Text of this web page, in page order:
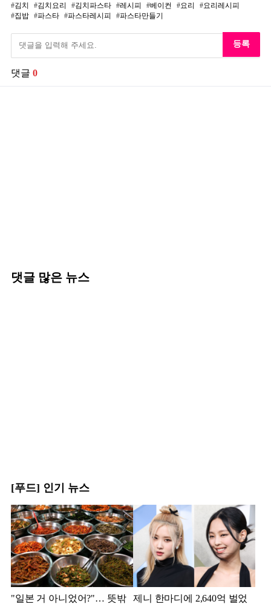
김치 김치요리 김치파스타 레시피 베이컨 요리
요리레시피
집밥
파스타 파스타레시피 파스타만들기
등록
댓글 0
댓글 많은 뉴스
[푸드] 인기 뉴스
"일본 거 아니었어?"… 뜻밖
제니 한마디에 2,640억 벌었